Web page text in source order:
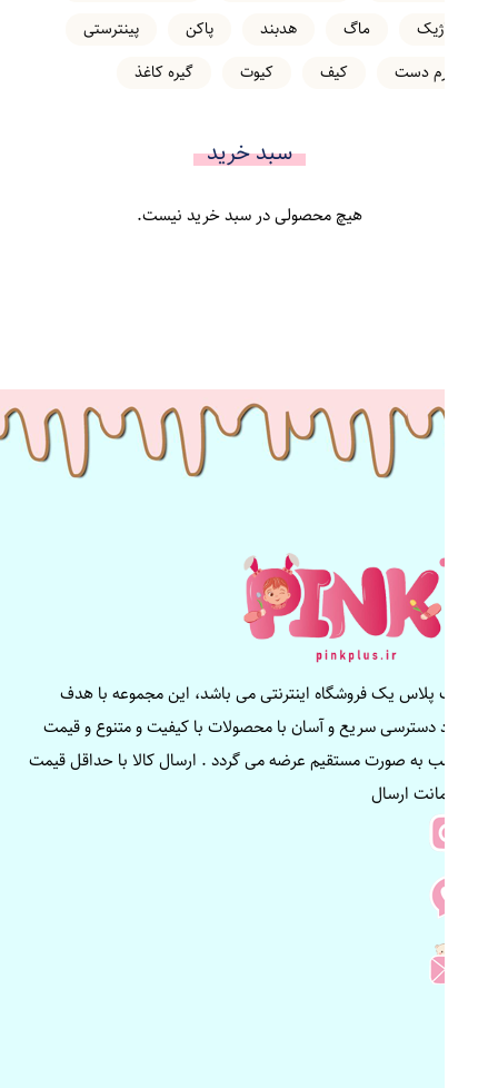
ماژیک
ماگ هدبند پاکن
پینترستی
کرم دست
کیف کیوت گیره کاغذ
سبد خرید
هیچ محصولی در سبد خرید نیست.
پینک پلاس یک فروشگاه اینترنتی می باشد، این مجموعه با هدف
ایجاد دسترسی سریع و آسان با محصولات با کیفیت و متنوع و قیمت
مناسب به صورت مستقیم عرضه می گردد . ارسال کالا با حداقل قیمت
و ضمانت ارسال